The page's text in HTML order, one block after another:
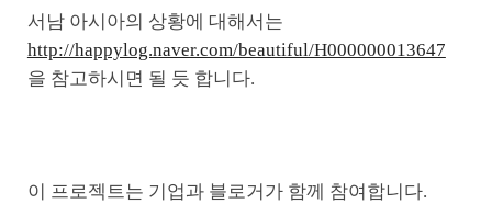
서남 아시아의 상황에 대해서는
http://happylog.naver.com/beautiful/H000000013647
을 참고하시면 될 듯 합니다.
이 프로젝트는 기업과 블로거가 함께 참여합니다.